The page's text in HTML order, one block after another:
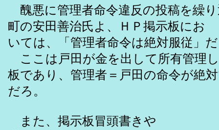
醜悪に管理者命令違反の投稿を繰
町の安田善治氏よ、ＨＰ掲示板にお
いては、「管理者命令は絶対服従」
ここは戸田が金を出して所有管理
板であり、管理者＝戸田の命令が絶
だろ。
また、掲示板冒頭書きや